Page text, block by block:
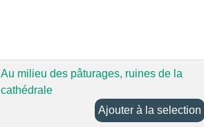
Au milieu des pâturages, ruines de la
cathédrale
Ajouter à la selection